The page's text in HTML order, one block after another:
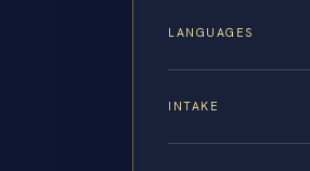
LANGUAGES
INTAKE